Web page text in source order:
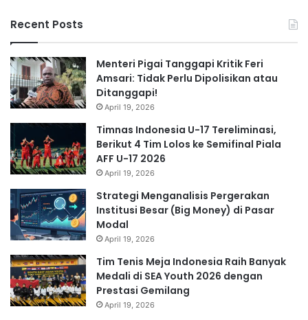
Recent Posts
Menteri Pigai Tanggapi Kritik Feri
Amsari: Tidak Perlu Dipolisikan atau
Ditanggapi!
April 19, 2026
Timnas Indonesia U-17 Tereliminasi,
Berikut 4 Tim Lolos ke Semifinal Piala
AFF U-17 2026
April 19, 2026
Strategi Menganalisis Pergerakan
Institusi Besar (Big Money) di Pasar
Modal
April 19, 2026
Tim Tenis Meja Indonesia Raih Banyak
Medali di SEA Youth 2026 dengan
Prestasi Gemilang
April 19, 2026